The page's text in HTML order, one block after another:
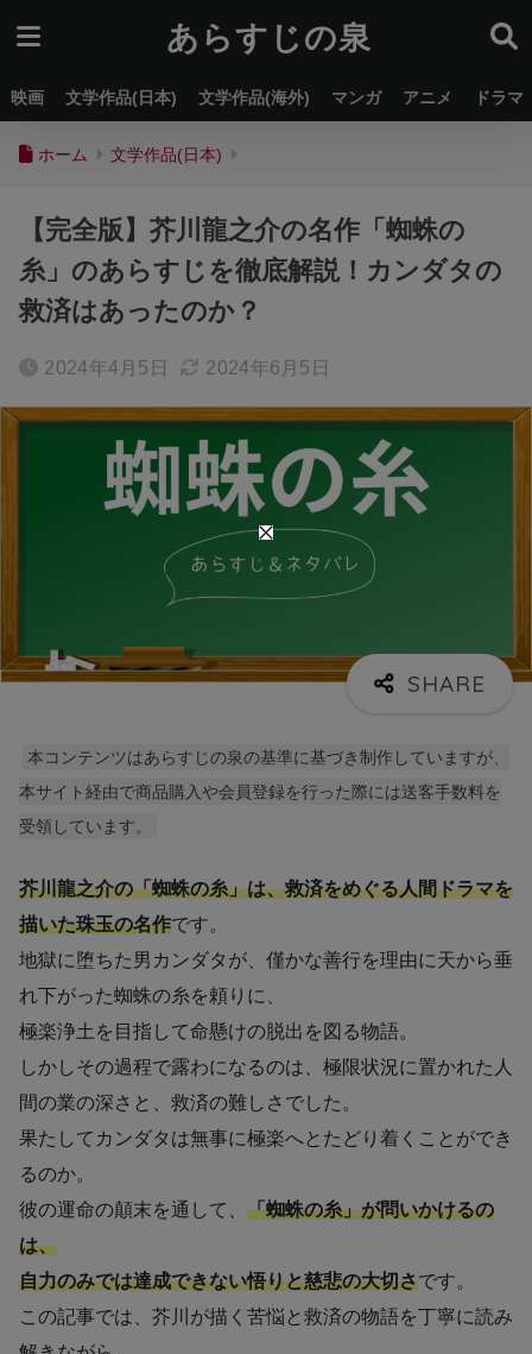
あらすじの泉
映画 文学作品(日本) 文学作品(海外) マンガ アニメ ドラマ
ホーム 文学作品(日本)
【完全版】芥川龍之介の名作「蜘蛛の
糸」のあらすじを徹底解説！カンダタの
救済はあったのか？
2024年4月5日 2024年6月5日
本コンテンツはあらすじの泉の基準に基づき制作していますが、
本サイト経由で商品購入や会員登録を行った際には送客手数料を
受領しています。
芥川龍之介の「蜘蛛の糸」は、救済をめぐる人間ドラマを
描いた珠玉の名作です。
地獄に堕ちた男カンダタが、僅かな善行を理由に天から垂
れ下がった蜘蛛の糸を頼りに、
極楽浄土を目指して命懸けの脱出を図る物語。
しかしその過程で露わになるのは、極限状況に置かれた人
間の業の深さと、救済の難しさでした。
果たしてカンダタは無事に極楽へとたどり着くことができ
るのか。
彼の運命の顛末を通して、 「蜘蛛の糸」が問いかけるの
は、
自力のみでは達成できない悟りと慈悲の大切さです。
この記事では、芥川が描く苦悩と救済の物語を丁寧に読み